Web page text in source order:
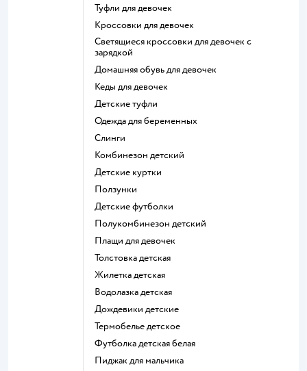
Туфли для девочек
Кроссовки для девочек
Светящиеся кроссовки для девочек с
зарядкой
Домашняя обувь для девочек
Кеды для девочек
Детские туфли
Одежда для беременных
Слинги
Комбинезон детский
Детские куртки
Ползунки
Детские футболки
Полукомбинезон детский
Плащи для девочек
Толстовка детская
Жилетка детская
Водолазка детская
Дождевики детские
Термобелье детское
Футболка детская белая
Пиджак для мальчика